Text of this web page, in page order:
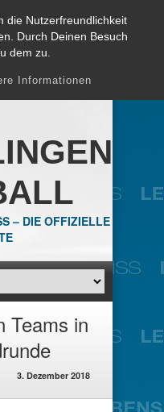
die Nutzerfreundlichkeit
Durch Deinen Besuch
dem zu.
Informationen
– DIE OFFIZIELLE
Teams in
3. Dezember 2018